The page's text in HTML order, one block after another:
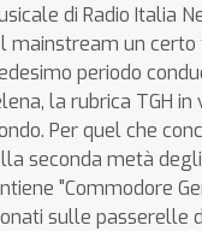
di Radio Italia
mainstream un certo
periodo
la rubrica TGH
Per quel che
seconda metà
"Commodore
sulle passerelle